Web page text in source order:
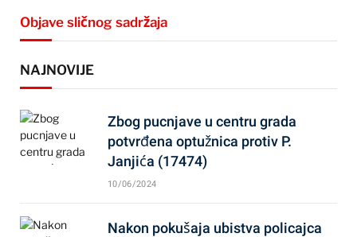
Objave sličnog sadržaja
NAJNOVIJE
Zbog pucnjave u centru grada
potvrđena optužnica protiv P.
Janjića (17474)
10/06/2024
Nakon pokušaja ubistva policajca